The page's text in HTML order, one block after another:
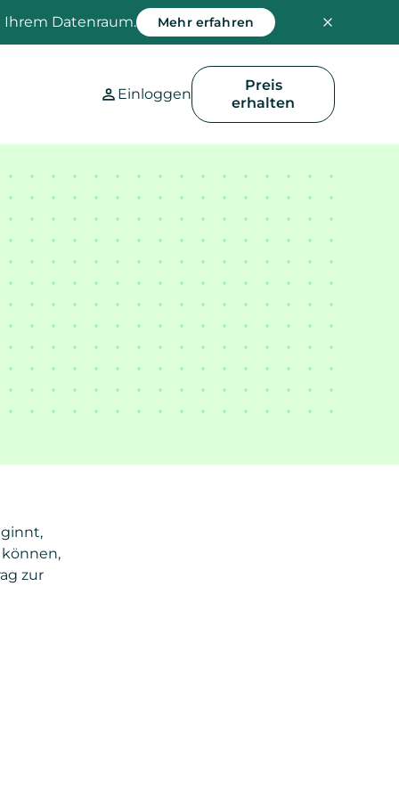
Ihrem Datenraum. Mehr erfahren
Einloggen
Preis
erhalten
zur